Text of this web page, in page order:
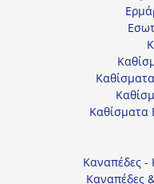
Καθίσματα
Καναπέδες -
Καναπέδες